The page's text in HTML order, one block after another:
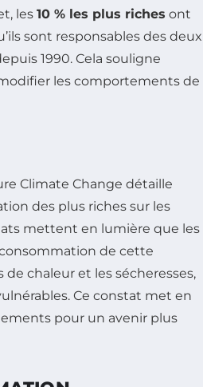
les 10 % les plus riches ont
sont responsables des deux
1990. Cela souligne
les comportements de
Climate Change détaille
des plus riches sur les
mettent en lumière que les
de cette
chaleur et les sécheresses,
Ce constat met en
pour un avenir plus